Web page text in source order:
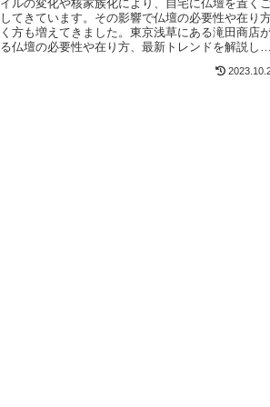
ルの変化や核家族化により、自宅に仏壇を置く
てきています。その影響で仏壇の必要性や在り
方も増えてきました。東京浅草にある滝田商店
仏壇の必要性や在り方、最新トレンドを解説して